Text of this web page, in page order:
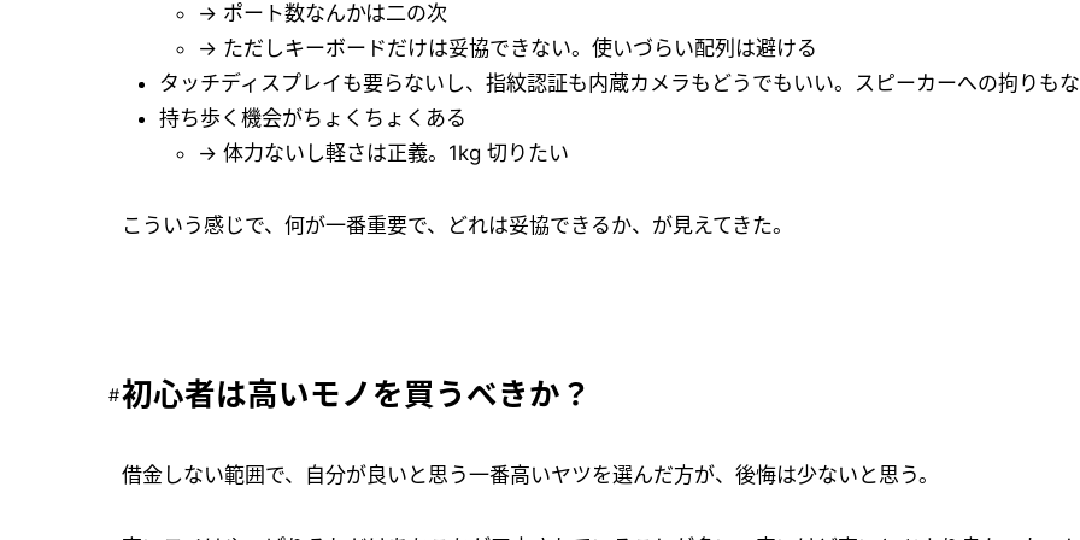
→ ポート数なんかは二の次
→ ただしキーボードだけは妥協できない。使いづらい配列は避ける
タッチディスプレイも要らないし、指紋認証も内蔵カメラもどうでもいい。スピーカーへの拘りも
持ち歩く機会がちょくちょくある
→ 体力ないし軽さは正義。1kg 切りたい
こういう感じで、何が一番重要で、どれは妥協できるか、が見えてきた。
初心者は高いモノを買うべきか？
借金しない範囲で、自分が良いと思う一番高いヤツを選んだ方が、後悔は少ないと思う。